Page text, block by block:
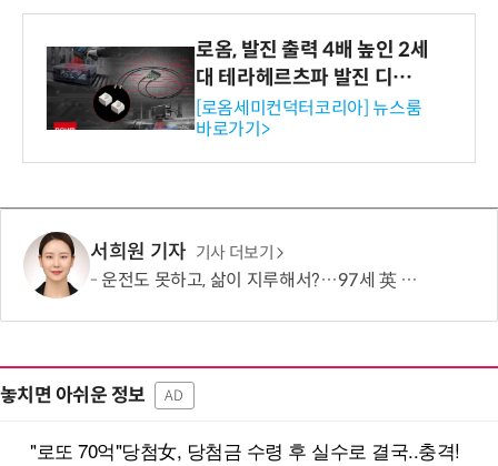
로옴, 발진 출력 4배 높인 2세
대 테라헤르츠파 발진 디바이
스 개발
[로옴세미컨덕터코리아] 뉴스룸
바로가기>
서희원 기자 기사 더보기
운전도 못하고, 삶이 지루해서?…97세 英 할머니, 비행기 날개에 매달렸다
놓치면 아쉬운 정보 AD